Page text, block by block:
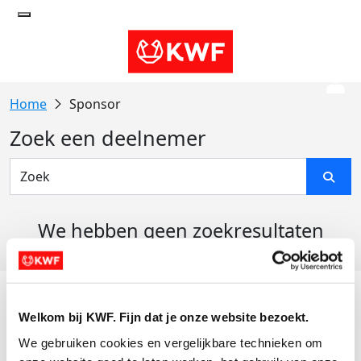
Welkom bij KWF. Fijn dat je onze website bezoekt.
We gebruiken cookies en vergelijkbare technieken om
Sponsor
Zoek een deelnemer
We hebben geen zoekresultaten
Actiematerialen
Evenementen